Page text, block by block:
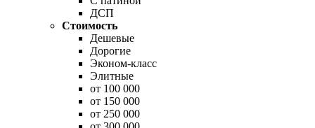
ДСП
Стоимость
Дешевые
Дорогие
Эконом-класс
Элитные
от 100 000
от 150 000
от 250 000